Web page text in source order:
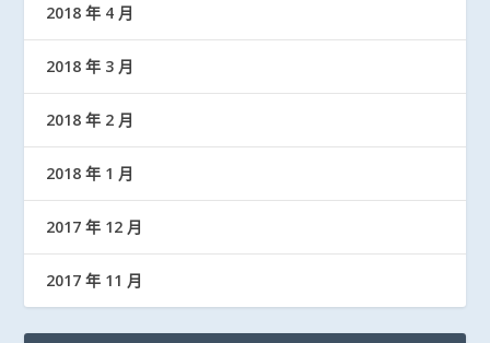
2018 年 4 月
2018 年 3 月
2018 年 2 月
2018 年 1 月
2017 年 12 月
2017 年 11 月